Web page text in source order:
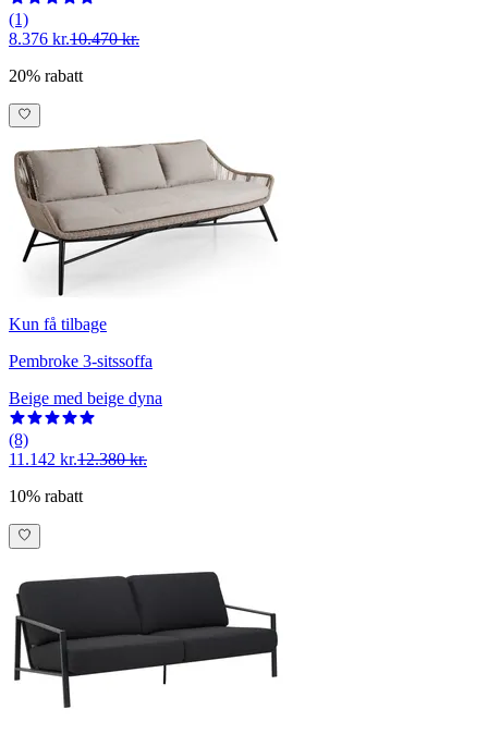
(1)
8.376 kr.10.470 kr.
20% rabatt
Kun få tilbage
Pembroke 3-sitssoffa
Beige med beige dyna
(8)
11.142 kr.12.380 kr.
10% rabatt